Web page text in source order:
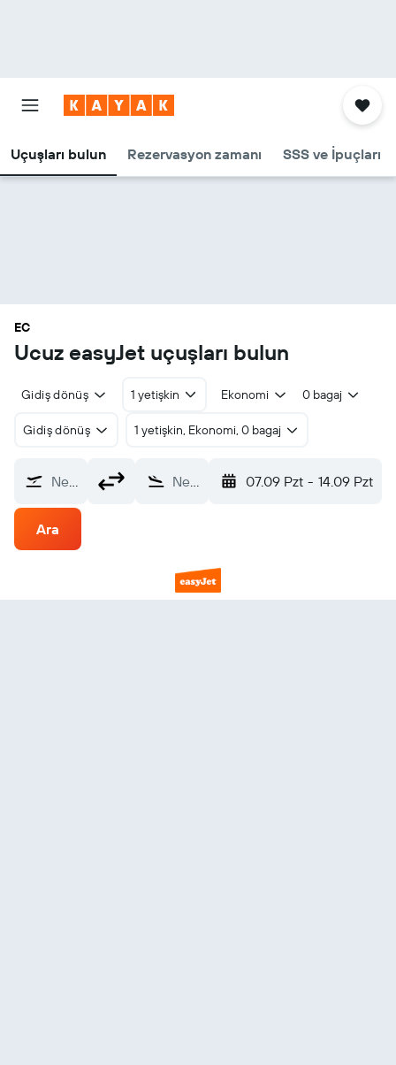
Uçuşları bulun Rezervasyon zamanı SSS ve İpuçları
EC
Ucuz easyJet uçuşları bulun
Gidiş dönüş 1 yetişkin Ekonomi 0 bagaj
Gidiş dönüş 1 yetişkin, Ekonomi, 0 bagaj
Nereden? Nereye? 07.09 Pzt - 14.09 Pzt
Ara